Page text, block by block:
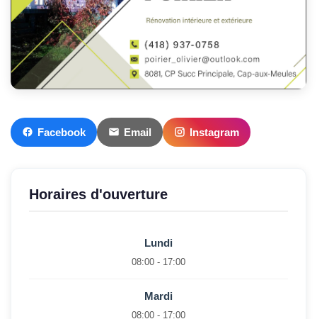
Facebook Email Instagram
Horaires d'ouverture
Lundi
08:00 - 17:00
Mardi
08:00 - 17:00